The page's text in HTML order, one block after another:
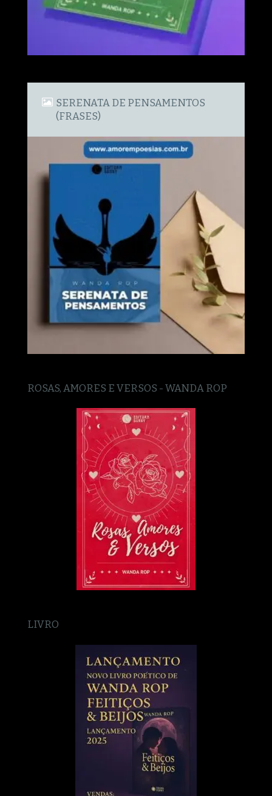
SERENATA DE PENSAMENTOS
(FRASES)
ROSAS, AMORES E VERSOS - WANDA ROP
LIVRO